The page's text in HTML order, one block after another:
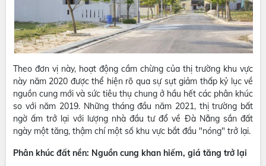
Theo đơn vị này, hoạt động cầm chừng của thị trường khu vực
này năm 2020 được thể hiện rõ qua sự sụt giảm thấp kỷ lục về
nguồn cung mới và sức tiêu thụ chung ở hầu hết các phân khúc
so với năm 2019. Những tháng đầu năm 2021, thị trường bất
ngờ ấm trở lại với lượng nhà đầu tư đổ về Đà Nẵng sắn đất
ngày một tăng, thậm chí một số khu vực bắt đầu "nóng" trở lại.
Phân khúc đất nền: Nguồn cung khan hiếm, giá tăng trở lại